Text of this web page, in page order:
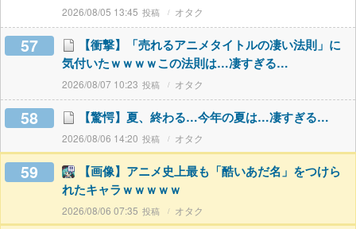
2026/08/05 13:45 オタク
57
【衝撃】「売れるアニメタイトルの凄い法則」に
気付いたｗｗｗｗこの法則は…凄すぎる…
2026/08/07 10:23 オタク
58 【驚愕】夏、終わる…今年の夏は…凄すぎる…
2026/08/06 14:20 オタク
59
【画像】アニメ史上最も「酷いあだ名」をつけら
れたキャラｗｗｗｗｗ
2026/08/06 07:35 オタク